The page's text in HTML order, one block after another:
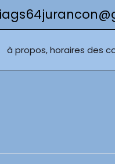
à propos, horaires des